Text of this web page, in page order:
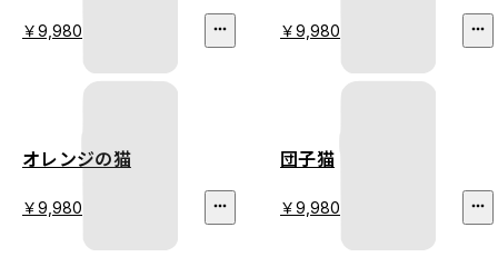
￥9,980 ￥9,980
オレンジの猫
￥9,980
団子猫
￥9,980